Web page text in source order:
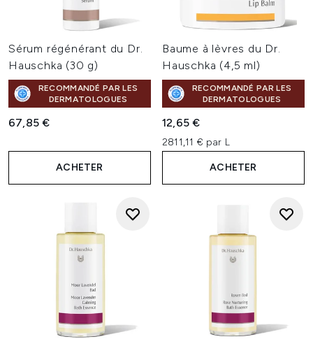
Sérum régénérant du Dr.
Hauschka (30 g)
RECOMMANDÉ PAR LES
DERMATOLOGUES
67,85 €
ACHETER
Baume à lèvres du Dr.
Hauschka (4,5 ml)
RECOMMANDÉ PAR LES
DERMATOLOGUES
12,65 €
2811,11 € par L
ACHETER